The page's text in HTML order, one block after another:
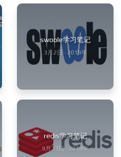
swoole学习笔记
3月2日 · 2019年
redis学习笔记
9月23日 · 2018年